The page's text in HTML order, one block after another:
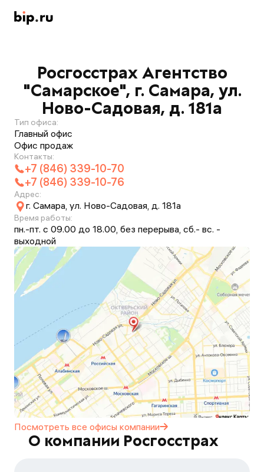
Росгосстрах Агентство
"Самарское", г. Самара, ул.
Ново-Садовая, д. 181а
Тип офиса:
Главный офис
Офис продаж
Контакты:
+7 (846) 339-10-70
+7 (846) 339-10-76
Адрес:
г. Самара, ул. Ново-Садовая, д. 181а
Время работы:
пн.-пт. с 09.00 до 18.00, без перерыва, сб.- вс. -
выходной
Посмотреть все офисы компании
О компании Росгосстрах